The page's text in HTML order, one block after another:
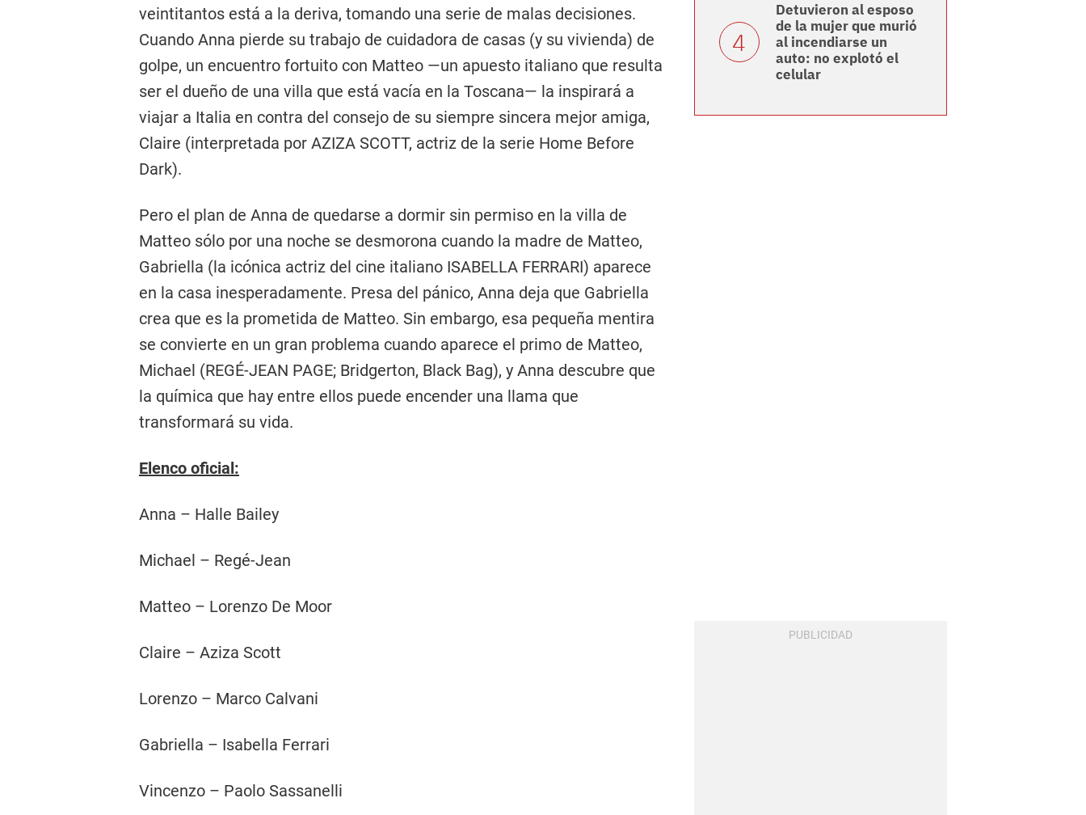
veintitantos está a la deriva, tomando una serie de malas decisiones.
Cuando Anna pierde su trabajo de cuidadora de casas (y su vivienda) de
golpe, un encuentro fortuito con Matteo —un apuesto italiano que resulta
ser el dueño de una villa que está vacía en la Toscana— la inspirará a
viajar a Italia en contra del consejo de su siempre sincera mejor amiga,
Claire (interpretada por AZIZA SCOTT, actriz de la serie Home Before
Dark).
Pero el plan de Anna de quedarse a dormir sin permiso en la villa de
Matteo sólo por una noche se desmorona cuando la madre de Matteo,
Gabriella (la icónica actriz del cine italiano ISABELLA FERRARI) aparece
en la casa inesperadamente. Presa del pánico, Anna deja que Gabriella
crea que es la prometida de Matteo. Sin embargo, esa pequeña mentira
se convierte en un gran problema cuando aparece el primo de Matteo,
Michael (REGÉ-JEAN PAGE; Bridgerton, Black Bag), y Anna descubre que
la química que hay entre ellos puede encender una llama que
transformará su vida.
Elenco oficial:
Anna – Halle Bailey
Michael – Regé-Jean
Matteo – Lorenzo De Moor
Claire – Aziza Scott
Lorenzo – Marco Calvani
Gabriella – Isabella Ferrari
Vincenzo – Paolo Sassanelli
Detuvieron al esposo
de la mujer que murió
al incendiarse un
auto: no explotó el
celular